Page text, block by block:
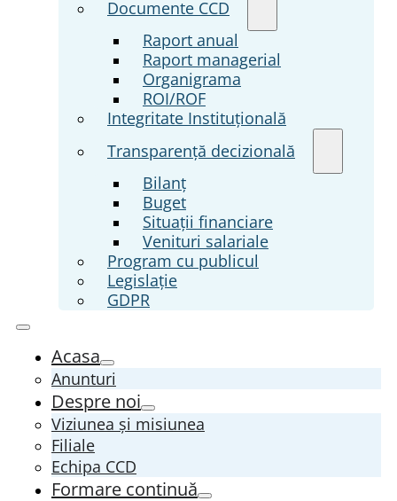
Documente CCD
Raport anual
Raport managerial
Organigrama
ROI/ROF
Integritate Instituțională
Transparenţă decizională
Bilanț
Buget
Situații financiare
Venituri salariale
Program cu publicul
Legislație
GDPR
Acasa
Anunturi
Despre noi
Viziunea și misiunea
Filiale
Echipa CCD
Formare continuă